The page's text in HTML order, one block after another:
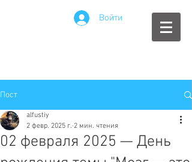
Войти
Пост
02 февраля 2025 — День
alfustiy
2 февр. 2025 г. 2 мин. чтения